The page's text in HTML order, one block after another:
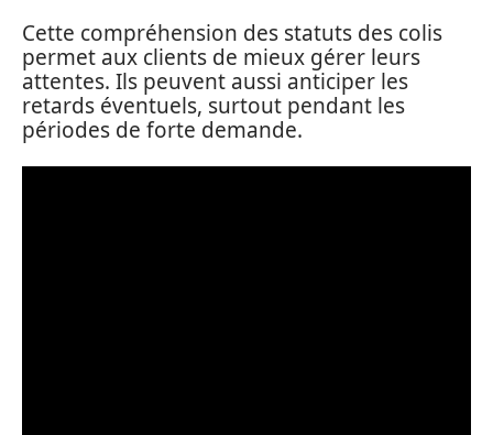
Cette compréhension des statuts des colis
permet aux clients de mieux gérer leurs
attentes. Ils peuvent aussi anticiper les
retards éventuels, surtout pendant les
périodes de forte demande.